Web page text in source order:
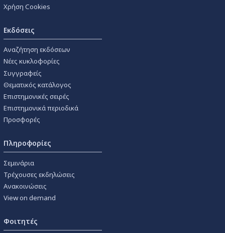
Χρήση Cookies
Εκδόσεις
Αναζήτηση εκδόσεων
Νέες κυκλοφορίες
Συγγραφείς
Θεματικός κατάλογος
Επιστημονικές σειρές
Επιστημονικά περιοδικά
Προσφορές
Πληροφορίες
Σεμινάρια
Τρέχουσες εκδηλώσεις
Ανακοινώσεις
View on demand
Φοιτητές